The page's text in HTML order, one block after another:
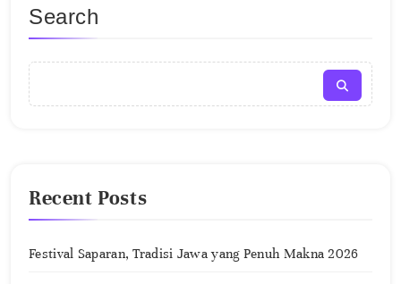
Search
Recent Posts
Festival Saparan, Tradisi Jawa yang Penuh Makna 2026